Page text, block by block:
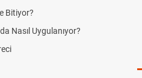
Uygulanıyor?